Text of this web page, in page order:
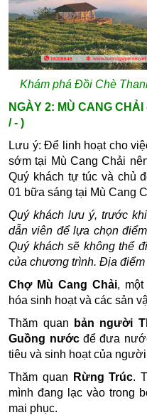
Khám phá Đồi Chè
NGÀY 2: MÙ CANG
/ - )
Lưu ý: Để linh hoạt cho
sớm tại Mù Cang Chải
Quý khách tự túc và chủ
01 bữa sáng tại Mù Cang
Quý khách lưu ý, trước
dẫn viên để lựa chọn
Quý khách sẽ không thể
của chương trình. Địa điểm
Chợ Mù Cang Chải,
hóa sinh hoạt và các sản
Thăm quan
bản người
Guồng nướcđể đưa
tiêu và sinh hoạt của
Thăm quan
Rừng Trúc.
mình đang lạc vào trong
mai phục.